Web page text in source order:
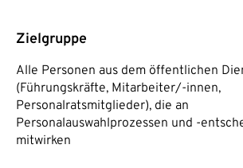
Zielgruppe
Alle Personen aus dem öffentlichen
(Führungskräfte, Mitarbeiter/-innen,
Personalratsmitglieder), die an
Personalauswahlprozessen und -
mitwirken